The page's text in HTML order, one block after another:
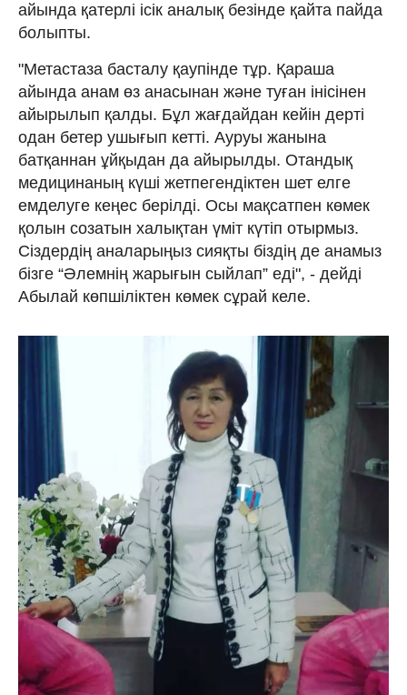
айында қатерлі ісік аналық безінде қайта пайда
болыпты.
"Метастаза басталу қаупінде тұр. Қараша
айында анам өз анасынан және туған інісінен
айырылып қалды. Бұл жағдайдан кейін дерті
одан бетер ушығып кетті. Ауруы жанына
батқаннан ұйқыдан да айырылды. Отандық
медицинаның күші жетпегендіктен шет елге
емделуге кеңес берілді. Осы мақсатпен көмек
қолын созатын халықтан үміт күтіп отырмыз.
Сіздердің аналарыңыз сияқты біздің де анамыз
бізге “Әлемнің жарығын сыйлап” еді", - дейді
Абылай көпшіліктен көмек сұрай келе.